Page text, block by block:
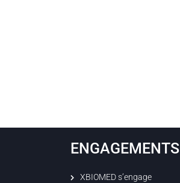
ENGAGEMENTS
XBIOMED s’engage